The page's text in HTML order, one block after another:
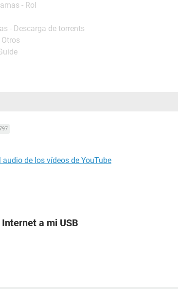
- Rol
- Descarga de torrents
de los vídeos de YouTube
a mi USB